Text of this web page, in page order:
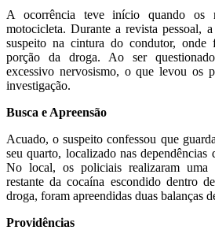
A ocorrência teve início quando os
motocicleta. Durante a revista pessoal,
suspeito na cintura do condutor, onde
porção da droga. Ao ser
excessivo nervosismo, o que levou os
investigação.
Busca e Apreensão
Acuado, o suspeito confessou que
seu quarto, localizado nas dependências
No local, os policiais realizaram uma
restante da cocaína escondido dentro
droga, foram apreendidas duas balanças
Providências